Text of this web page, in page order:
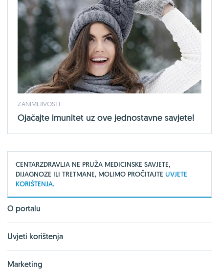
ZANIMLJIVOSTI
Ojačajte imunitet uz ove jednostavne savjete!
CENTARZDRAVLJA NE PRUŽA MEDICINSKE SAVJETE,
DIJAGNOZE ILI TRETMANE, MOLIMO PROČITAJTE UVJETE
KORIŠTENJA.
O portalu
Uvjeti korištenja
Marketing